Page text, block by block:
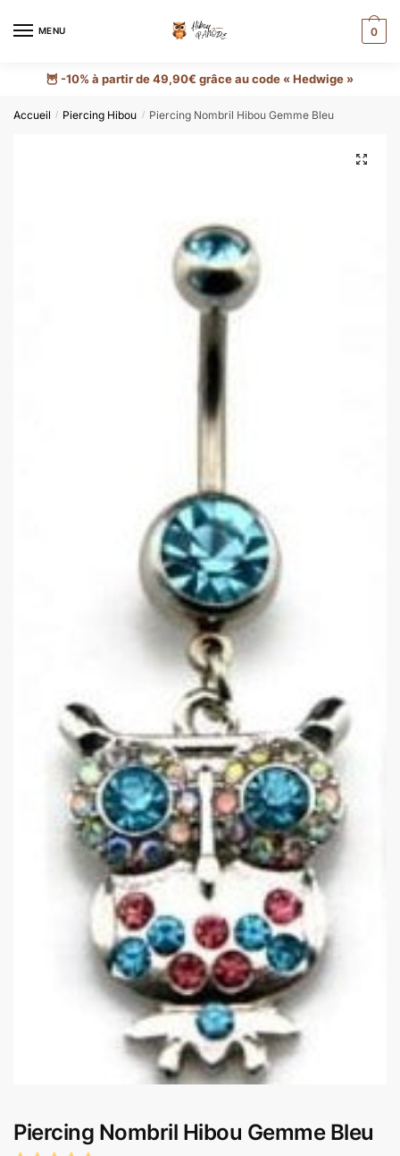
MENU 0
🦉 -10% à partir de 49,90€ grâce au code « Hedwige »
Accueil / Piercing Hibou / Piercing Nombril Hibou Gemme Bleu
🔍
Piercing Nombril Hibou Gemme Bleu